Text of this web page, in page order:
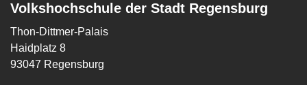
Volkshochschule der Stadt Regensburg
Thon-Dittmer-Palais
Haidplatz 8
93047 Regensburg